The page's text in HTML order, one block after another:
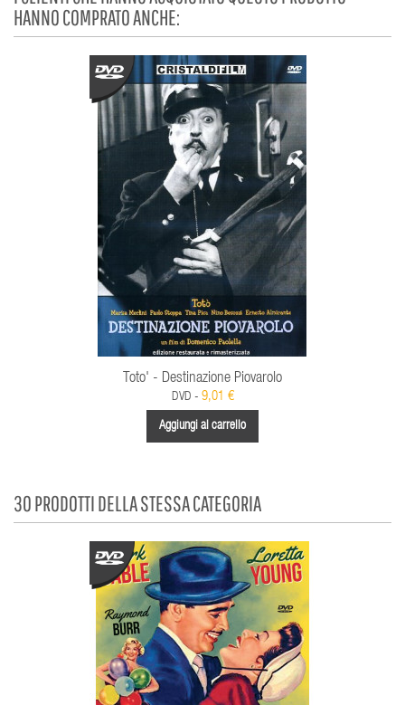
HANNO COMPRATO ANCHE:
Toto' - Destinazione Piovarolo
DVD - 9,01 €
Aggiungi al carrello
30 PRODOTTI DELLA STESSA CATEGORIA